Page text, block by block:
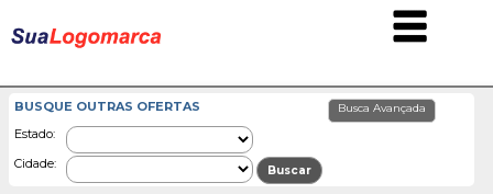
BUSQUE OUTRAS OFERTAS
Estado:
Cidade: